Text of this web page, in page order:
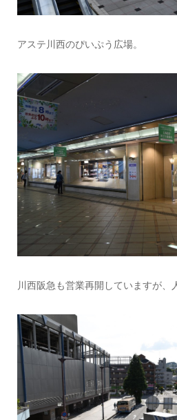
アステ川西のぴいぷう広場。
川西阪急も営業再開していますが、